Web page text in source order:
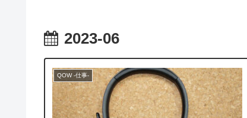
2023-06
QOW -仕事-